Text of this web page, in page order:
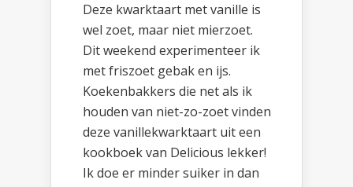
Deze kwarktaart met vanille is
wel zoet, maar niet mierzoet.
Dit weekend experimenteer ik
met friszoet gebak en ijs.
Koekenbakkers die net als ik
houden van niet-zo-zoet vinden
deze vanillekwarktaart uit een
kookboek van Delicious lekker!
Ik doe er minder suiker in dan